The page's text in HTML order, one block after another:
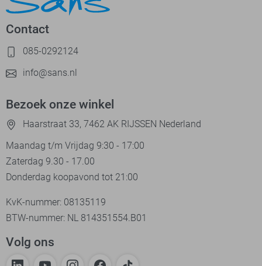
Contact
085-0292124
info@sans.nl
Bezoek onze winkel
Haarstraat 33, 7462 AK RIJSSEN Nederland
Maandag t/m Vrijdag 9:30 - 17:00
Zaterdag 9.30 - 17.00
Donderdag koopavond tot 21:00
KvK-nummer: 08135119
BTW-nummer: NL 814351554.B01
Volg ons